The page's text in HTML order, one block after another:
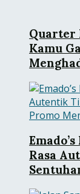
Quarter
Kamu
Rasa